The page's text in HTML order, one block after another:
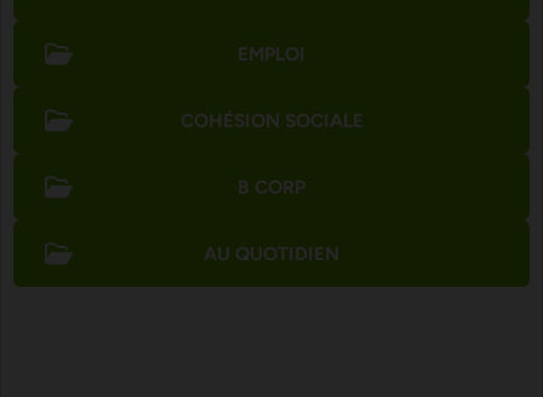
EMPLOI
COHÉSION SOCIALE
B CORP
AU QUOTIDIEN